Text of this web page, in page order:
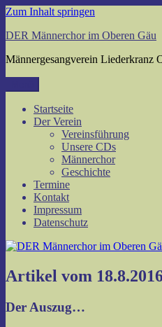
Zum Inhalt springen
DER Männerchor im Oberen Gäu
Männergesangverein Liederkranz
Startseite
Der Verein
Vereinsführung
Unsere CDs
Männerchor
Geschichte
Termine
Kontakt
Impressum
Datenschutz
Artikel vom
Der Auszug…